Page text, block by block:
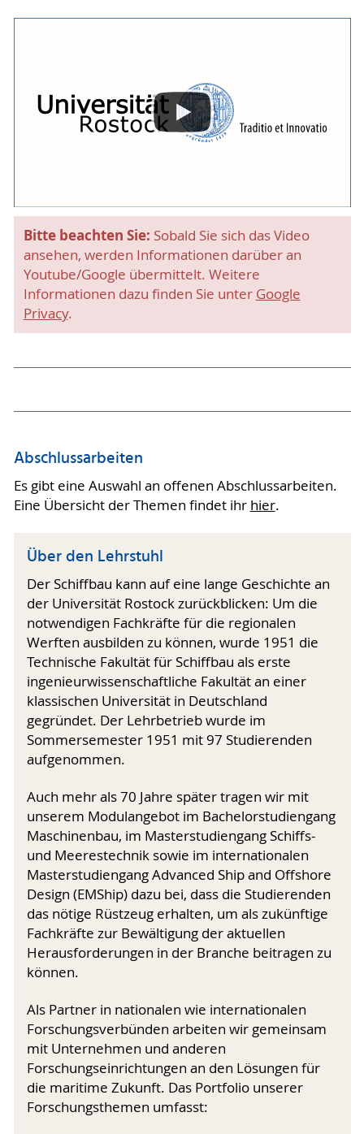
Bitte beachten Sie: Sobald Sie sich das Video
ansehen, werden Informationen darüber an
Youtube/Google übermittelt. Weitere
Informationen dazu finden Sie unter Google
Privacy.
Abschlussarbeiten
Es gibt eine Auswahl an offenen Abschlussarbeiten.
Eine Übersicht der Themen findet ihr hier.
Über den Lehrstuhl
Der Schiffbau kann auf eine lange Geschichte an
der Universität Rostock zurückblicken: Um die
notwendigen Fachkräfte für die regionalen
Werften ausbilden zu können, wurde 1951 die
Technische Fakultät für Schiffbau als erste
ingenieurwissenschaftliche Fakultät an einer
klassischen Universität in Deutschland
gegründet. Der Lehrbetrieb wurde im
Sommersemester 1951 mit 97 Studierenden
aufgenommen.
Auch mehr als 70 Jahre später tragen wir mit
unserem Modulangebot im Bachelorstudiengang
Maschinenbau, im Masterstudiengang Schiffs-
und Meerestechnik sowie im internationalen
Masterstudiengang Advanced Ship and Offshore
Design (EMShip) dazu bei, dass die Studierenden
das nötige Rüstzeug erhalten, um als zukünftige
Fachkräfte zur Bewältigung der aktuellen
Herausforderungen in der Branche beitragen zu
können.
Als Partner in nationalen wie internationalen
Forschungsverbünden arbeiten wir gemeinsam
mit Unternehmen und anderen
Forschungseinrichtungen an den Lösungen für
die maritime Zukunft. Das Portfolio unserer
Forschungsthemen umfasst: